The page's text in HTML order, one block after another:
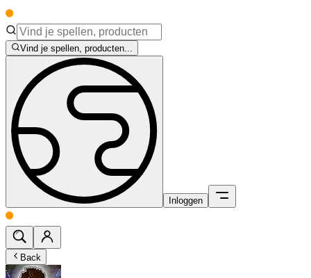
Vind je spellen, producten...
Inloggen
Back